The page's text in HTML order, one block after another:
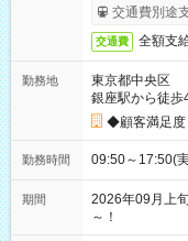
交通費別途
交通費 全額支
勤務地
東京都中央区
銀座駅から徒歩
◆顧客満足度
勤務時間 09:50～17:50(
期間
2026年09月上
～！